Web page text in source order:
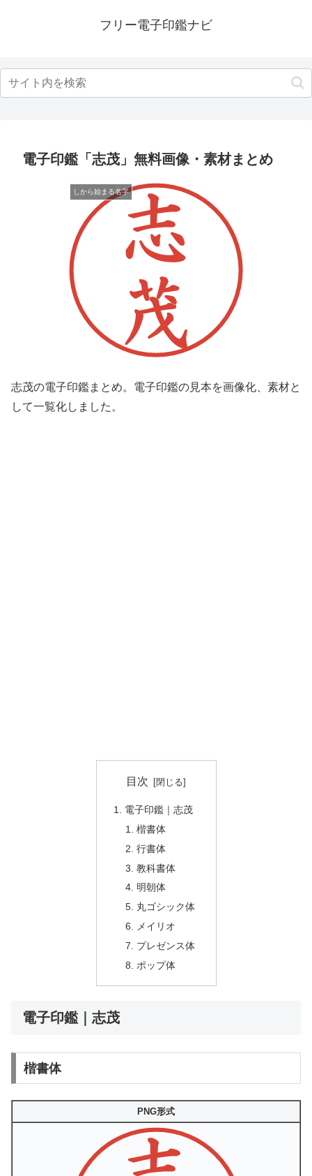
フリー電子印鑑ナビ
電子印鑑「志茂」無料画像・素材まとめ
しから始まる名字
志茂の電子印鑑まとめ。電子印鑑の見本を画像化、素材と
して一覧化しました。
目次
電子印鑑｜志茂
楷書体
行書体
教科書体
明朝体
丸ゴシック体
メイリオ
プレゼンス体
ポップ体
電子印鑑｜志茂
楷書体
PNG形式